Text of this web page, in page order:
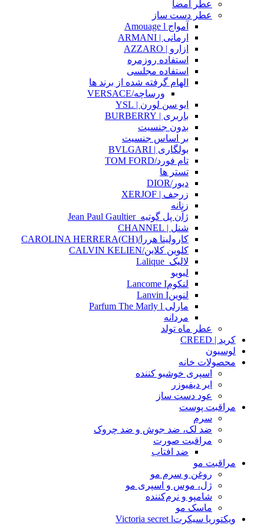
عطر امضا
عطر دست ساز
آمواج Amouage l
ارمانی | ARMANI
ازارو | AZZARO
استفاده روزمره
استفاده مجلسی
الهام گرفته شده از برند ها
ورساچه/VERSACE
ایو سن لورن | YSL
باربری | BURBERRY
بدون جنسیت
بر اساس جنسیت
بولگاری | BVLGARI
تام فورد/TOM FORD
تستر ها
دیور/DIOR
زرجف | XERJOF
زنانه
ژآن پل گوتیه_Jean Paul Gaultier
شنل | CHANNEL
کارولینا هررا/(CH)CAROLINA HERRERA
کلوین کلاین/CALVIN KELIEN
لالیک_Lalique
لبوبو
لنکومLancome I
لنوینLanvin I
مارلی Parfum The Marly l
مردانه
عطر ماه تولد
کرید | CREED
لوسیون
محصولات خانه
اسپری خوشبو کننده
ایر دیفیوزر
عود دست ساز
مراقبت پوست
سرم
ضد لک، ضد جوش و ضد چروک
مراقبت صورت
ضد افتاب
مراقبت مو
روغن و سرم مو
ژل، موس و اسپری مو
شامپو و نرم‌کننده
ماسک مو
ویکتوریا سیکرتVictoria secret l